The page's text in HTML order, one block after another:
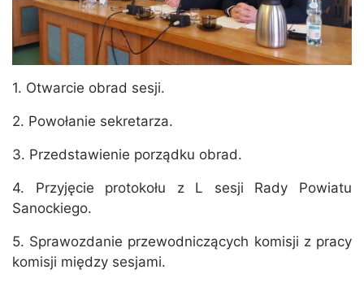
1. Otwarcie obrad sesji.
2. Powołanie sekretarza.
3. Przedstawienie porządku obrad.
4. Przyjęcie protokołu z L sesji Rady Powiatu
Sanockiego.
5. Sprawozdanie przewodniczących komisji z pracy
komisji między sesjami.